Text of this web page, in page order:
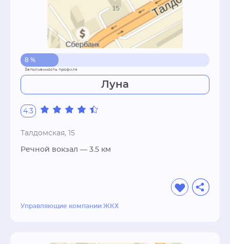
8 %
Луна
4.3
Талдомская, 15
Речной вокзал — 3.5 км
Управляющие компании ЖКХ